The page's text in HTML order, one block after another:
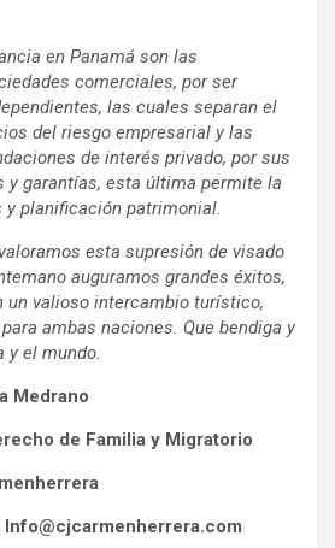
en Panamá son las
comerciales, por ser
las cuales separan el
del riesgo empresarial y las
de interés privado, por sus
y garantías, esta última permite la
planificación patrimonial.
esta supresión de visado
auguramos grandes éxitos,
un valioso intercambio turístico,
ambas naciones. Que bendiga y
y el mundo.
Medrano
de Familia y Migratorio